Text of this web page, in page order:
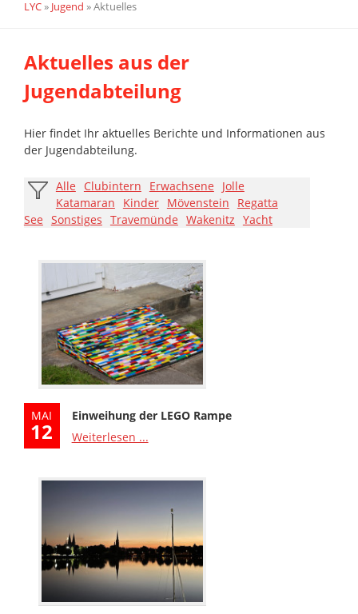
LYC» Jugend »Aktuelles
Aktuelles aus der
Jugendabteilung
Hier findet Ihr aktuelles Berichte und Informationen aus
der Jugendabteilung.
Alle Clubintern Erwachsene
Jolle
Katamaran
Kinder Mövenstein
Regatta
See Sonstiges Travemünde Wakenitz Yacht
MAI
12
Einweihung der LEGO Rampe
Weiterlesen ...